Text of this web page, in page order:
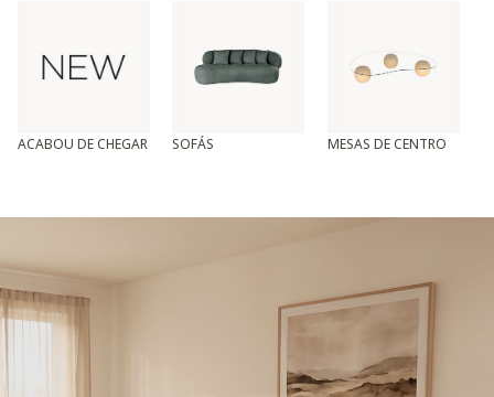
ACABOU DE CHEGAR SOFÁS MESAS DE CENTRO